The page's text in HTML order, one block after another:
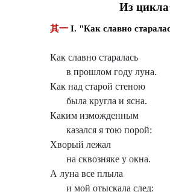
Из
其一 I. "Как славно
Как славно старалась
в прошлом году луна.
Как над старой стеною
была кругла и ясна.
Каким изможденным
казался я тою порой:
Хворый лежал
на сквозняке у окна.
А луна все плыла
и мой отыскала след: